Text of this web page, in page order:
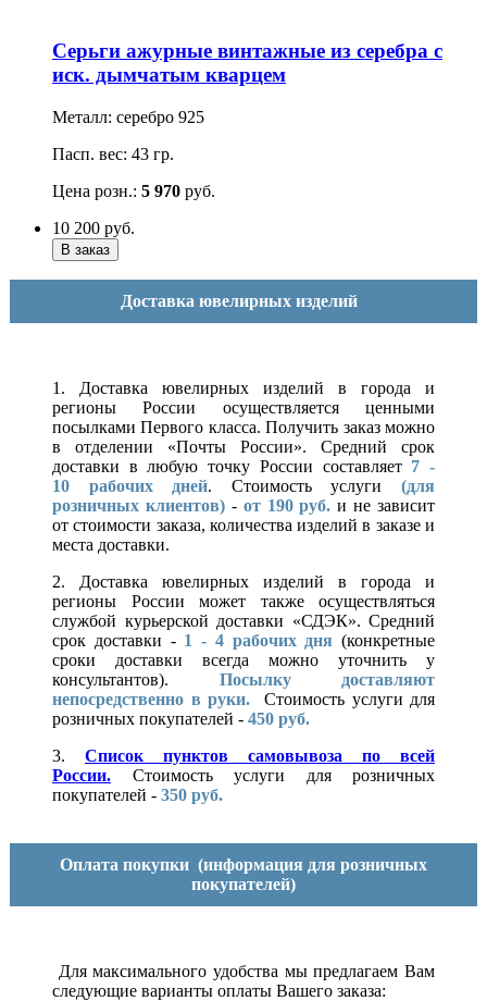
Серьги ажурные винтажные из серебра с
иск. дымчатым кварцем
Металл: серебро 925
Пасп. вес: 43 гр.
Цена розн.: 5 970 руб.
10 200 руб.
Доставка ювелирных изделий
1. Доставка ювелирных изделий в города и
регионы России осуществляется ценными
посылками Первого класса. Получить заказ можно
в отделении «Почты России». Средний срок
доставки в любую точку России составляет 7 -
10 рабочих дней. Стоимость услуги(для
розничных клиентов)- от 190 руб. и не зависит
от стоимости заказа, количества изделий в заказе и
места доставки.
2. Доставка ювелирных изделий в города и
регионы России может также осуществляться
службой курьерской доставки «СДЭК». Средний
срок доставки - 1 - 4 рабочих дня (конкретные
сроки доставки всегда можно уточнить у
консультантов). Посылку доставляют
непосредственно в руки.
Стоимость услуги для
розничных покупателей - 450 руб.
3. Список пунктов самовывоза по всей
России.
Стоимость услуги для розничных
покупателей - 350 руб.
Оплата покупки (информация для розничных
покупателей)
Для максимального удобства мы предлагаем Вам
следующие варианты оплаты Вашего заказа: